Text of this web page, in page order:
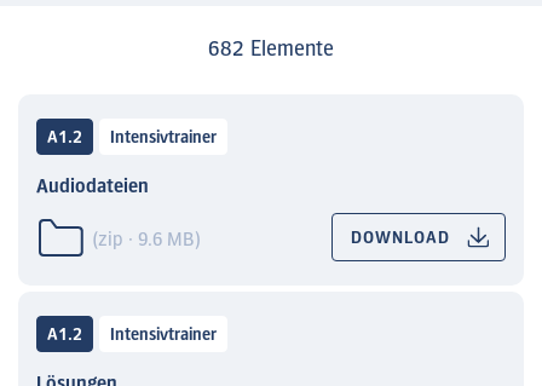
682 Elemente
A1.2 Intensivtrainer
Audiodateien
(zip · 9.6 MB) DOWNLOAD
A1.2 Intensivtrainer